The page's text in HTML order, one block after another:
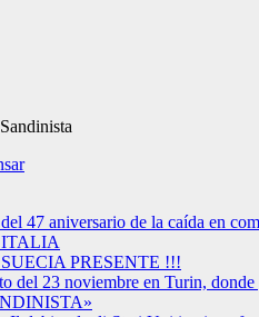
47 aniversario de la caída en
PRESENTE !!!
23 noviembre en Turin,